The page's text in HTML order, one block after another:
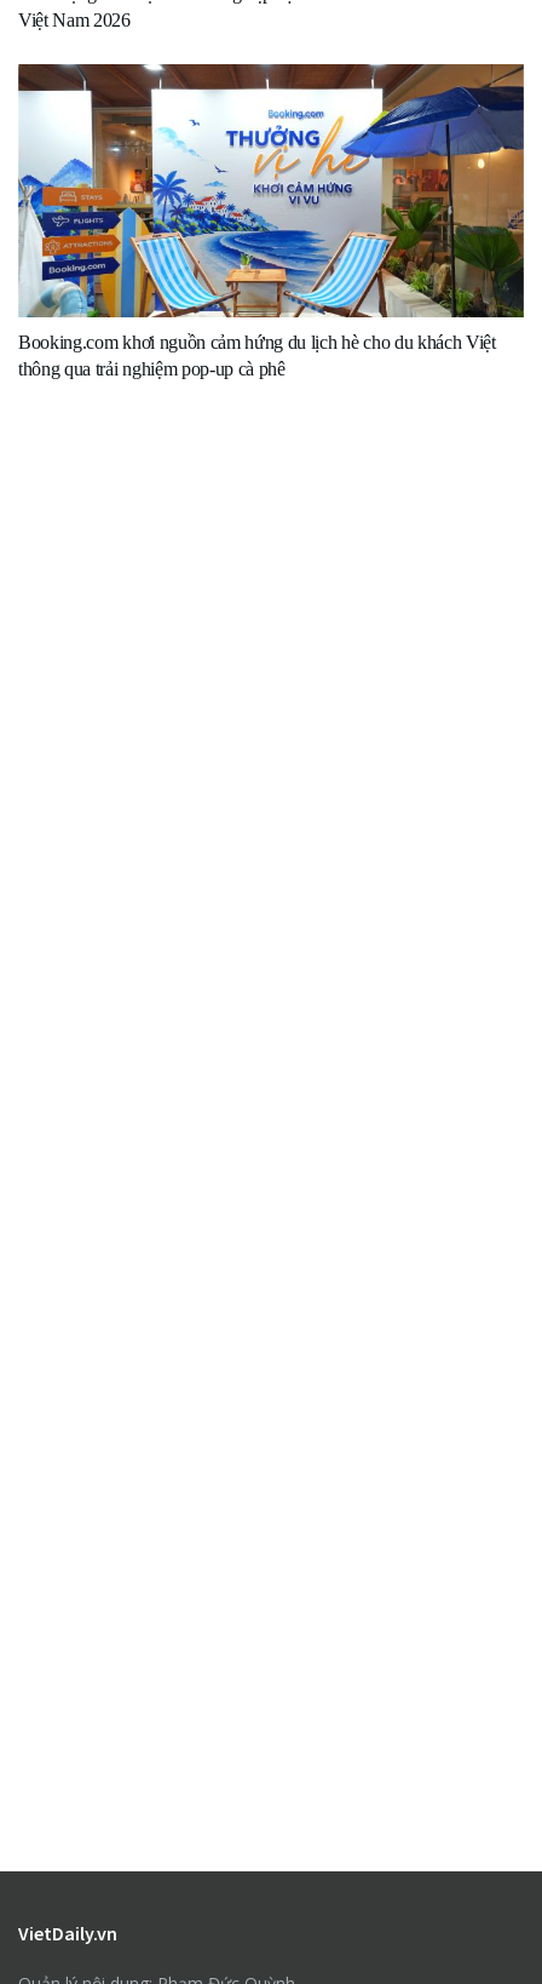
Việt Nam 2026
Booking.com khơi nguồn cảm hứng du lịch hè cho du khách Việt
thông qua trải nghiệm pop-up cà phê
VietDaily.vn